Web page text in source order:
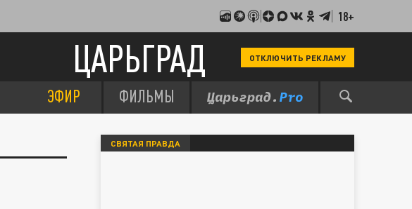
18+
ЦАРЬГРАД ОТКЛЮЧИТЬ РЕКЛАМУ
ЭФИР ФИЛЬМЫ
СВЯТАЯ ПРАВДА